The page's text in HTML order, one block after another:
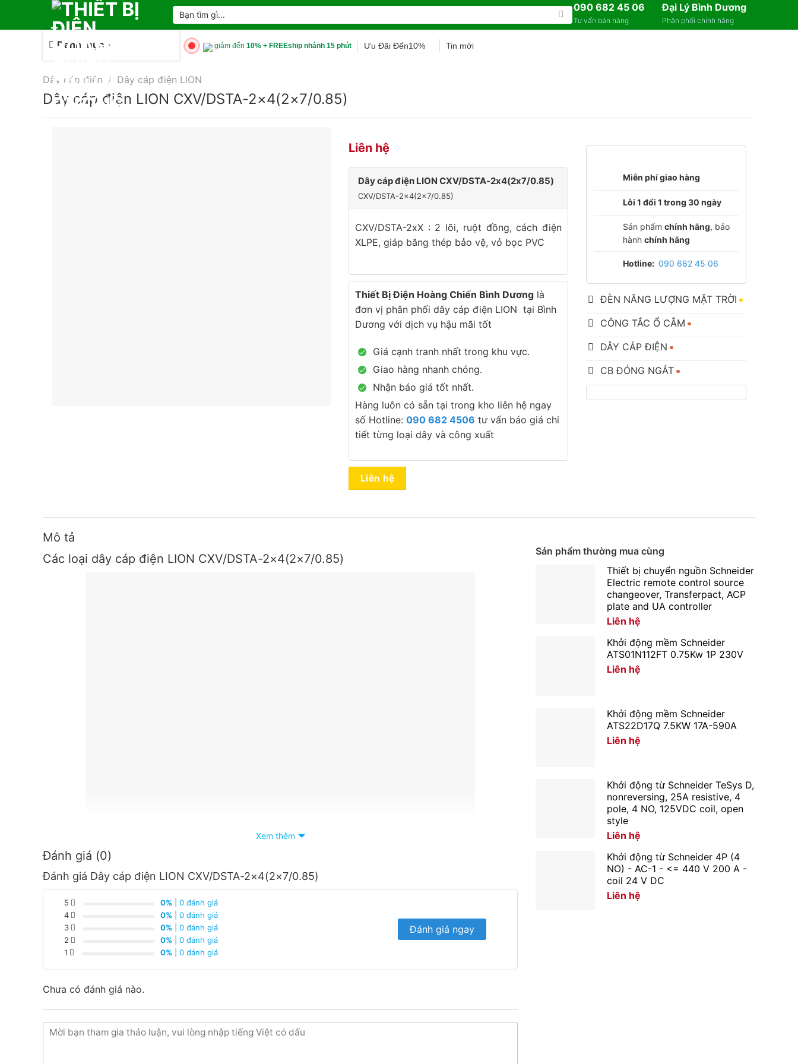
Tìm
kiếm:
090 682 45 06
Tư vấn bán hàng
Đại Lý Bình Dương
Phân phối chính hãng
Danh mục giảm đến 10% + FREEship nhánh 15 phút Ưu Đãi Đến10% Tin mới
Dây cáp điện / Dây cáp điện LION
Dây cáp điện LION CXV/DSTA-2×4(2×7/0.85)
Liên hệ
Dây cáp điện LION CXV/DSTA-2x4(2x7/0.85)
CXV/DSTA-2x4(2x7/0.85)
CXV/DSTA-2xX : 2 lõi, ruột đồng, cách điện
XLPE, giáp băng thép bảo vệ, vỏ bọc PVC
Thiết Bị Điện Hoàng Chiến Bình Dương là
đơn vị phân phối dây cáp điện LION tại Bình
Dương với dịch vụ hậu mãi tốt
Giá cạnh tranh nhất trong khu vực.
Giao hàng nhanh chóng.
Nhận báo giá tốt nhất.
Hàng luôn có sẵn tại trong kho liên hệ ngay
số Hotline: 090 682 4506 tư vấn báo giá chi
tiết từng loại dây và công xuất
Liên hệ
Miễn phí giao hàng
Lỗi 1 đổi 1 trong 30 ngày
Sản phẩm chính hãng, bảo
hành chính hãng
Hotline: 090 682 45 06
ĐÈN NĂNG LƯỢNG MẶT TRỜI
CÔNG TẮC Ổ CẮM
DÂY CÁP ĐIỆN
CB ĐÓNG NGẮT
Mô tả
Các loại dây cáp điện LION CXV/DSTA-2×4(2×7/0.85)
Xem thêm
Đánh giá (0)
Đánh giá Dây cáp điện LION CXV/DSTA-2×4(2×7/0.85)
5 0% | 0 đánh giá
4
0% | 0 đánh giá
3
0% | 0 đánh giá
2
0% | 0 đánh giá
1
0% | 0 đánh giá
Đánh giá ngay
Chưa có đánh giá nào.
Sản phẩm thường mua cùng
Thiết bị chuyển nguồn Schneider
Electric remote control source
changeover, Transferpact, ACP
plate and UA controller
Liên hệ
Khởi động mềm Schneider
ATS01N112FT 0.75Kw 1P 230V
Liên hệ
Khởi động mềm Schneider
ATS22D17Q 7.5KW 17A-590A
Liên hệ
Khởi động từ Schneider TeSys D,
nonreversing, 25A resistive, 4
pole, 4 NO, 125VDC coil, open
style
Liên hệ
Khởi động từ Schneider 4P (4
NO) - AC-1 - <= 440 V 200 A -
coil 24 V DC
Liên hệ